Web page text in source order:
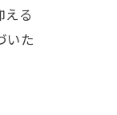
る
いた